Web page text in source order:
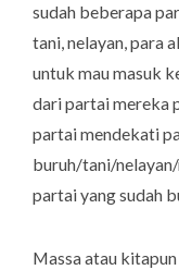
sudah beberapa
tani, nelayan, para
untuk mau masuk
dari partai mereka
partai mendekati
buruh/tani/
partai yang sudah
Massa atau